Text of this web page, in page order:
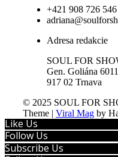
+421 908 726 546
Adresa redakcie
SOUL FOR
Gen. Goliána
917 02 Trnava
© 2025 SOUL FOR
Theme | Viral Mag by
Like Us
Follow Us
Subscribe Us